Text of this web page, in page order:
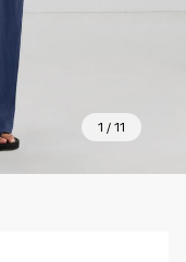
1 / 11